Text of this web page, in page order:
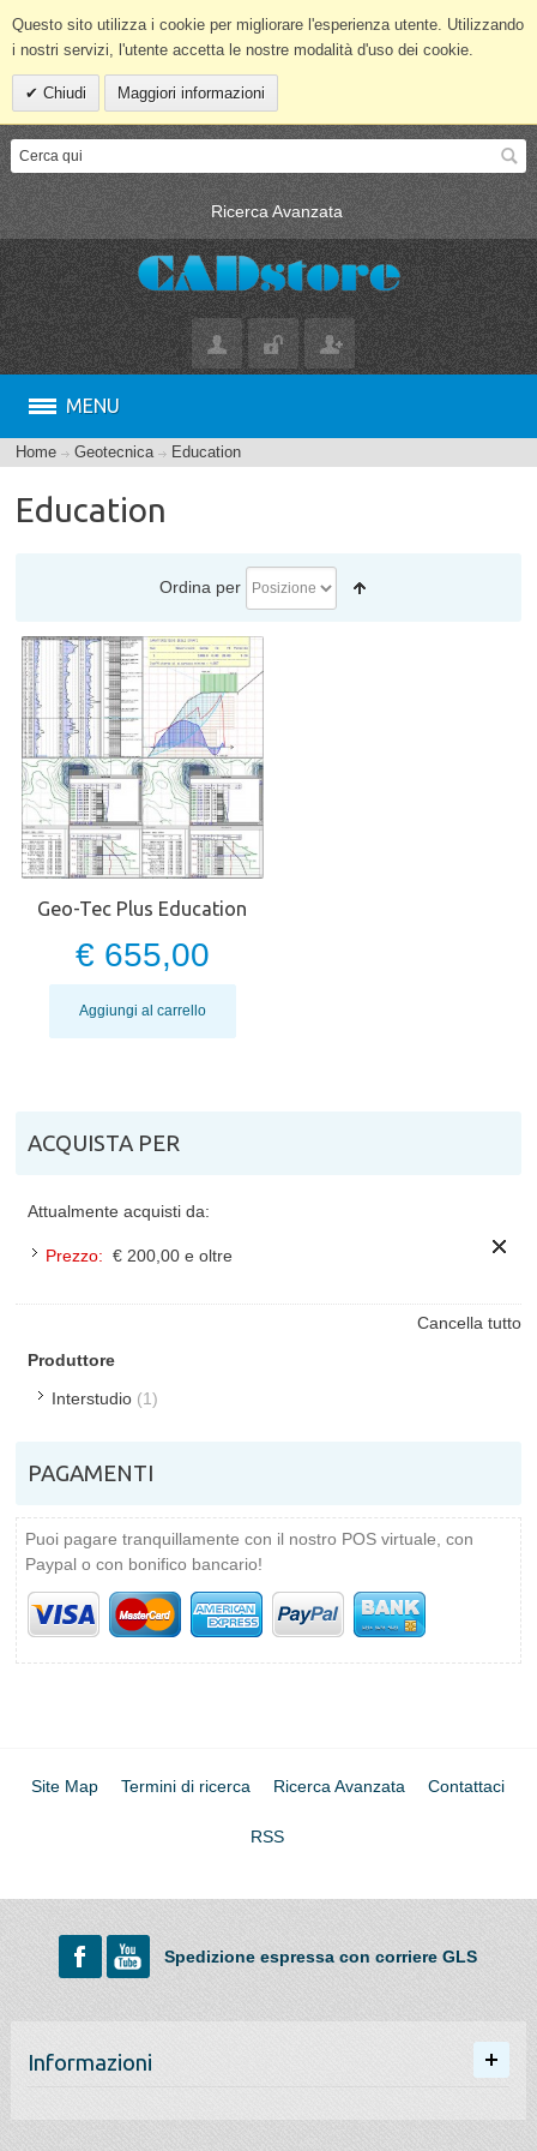
Questo sito utilizza i cookie per migliorare l'esperienza utente. Utilizzando
i nostri servizi, l'utente accetta le nostre modalità d'uso dei cookie.
Chiudi Maggiori informazioni
Ricerca Avanzata
MENU
Home Geotecnica Education
Education
Ordina per
Geo-Tec Plus Education
€ 655,00
Aggiungi al carrello
ACQUISTA PER
Attualmente acquisti da:
Prezzo: € 200,00 e oltre
Cancella tutto
Produttore
Interstudio (1)
PAGAMENTI
Puoi pagare tranquillamente con il nostro POS virtuale, con
Paypal o con bonifico bancario!
Site Map Termini di ricerca Ricerca Avanzata Contattaci
RSS
Spedizione espressa con corriere GLS
Informazioni